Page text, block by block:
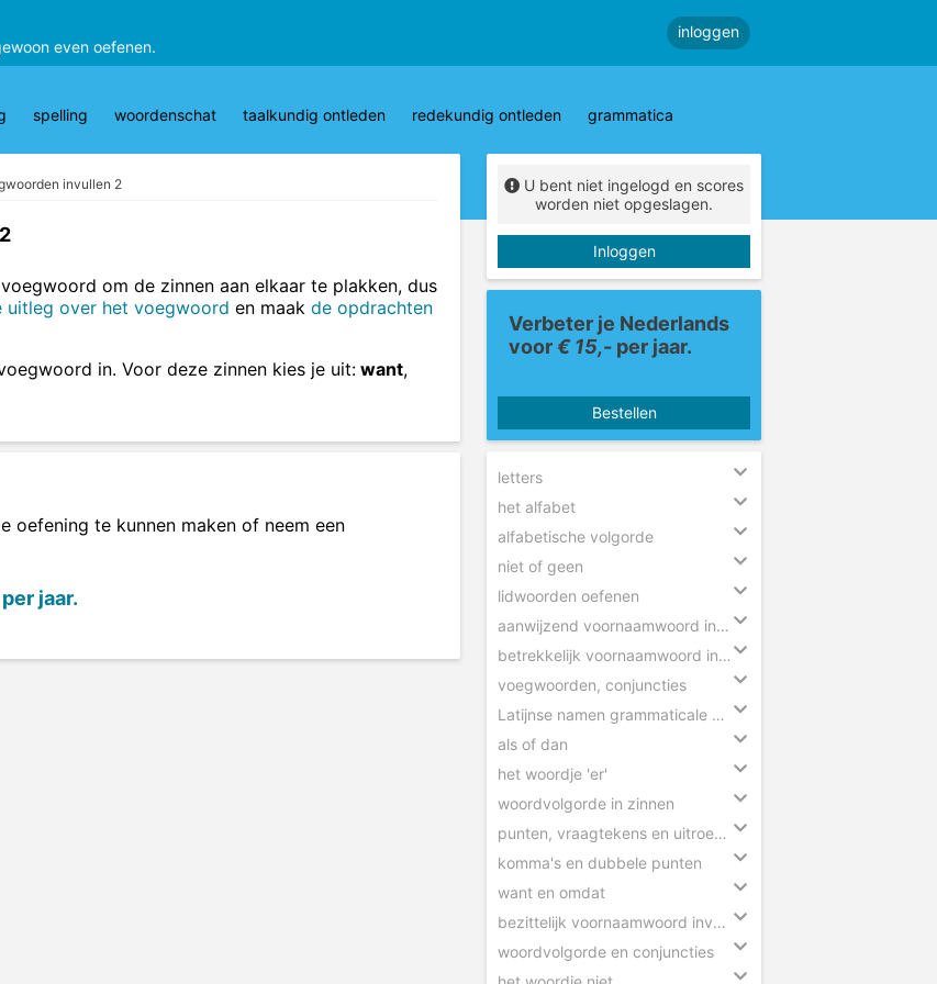
even oefenen.
inloggen
spelling woordenschat taalkundig ontleden redekundig ontleden grammatica
invullen 2
om de zinnen aan elkaar te plakken, dus
uitleg over het voegwoord en maak de opdrachten
in. Voor deze zinnen kies je uit:want,
oefening te kunnen maken of neem een
per jaar.
U bent niet ingelogd en scores
worden niet opgeslagen.
Inloggen
Verbeter je Nederlands
voor€ 15,- per jaar.
Bestellen
letters
het alfabet
alfabetische volgorde
niet of geen
lidwoorden oefenen
aanwijzend voornaamwoord invullen
betrekkelijk voornaamwoord invullen
voegwoorden, conjuncties
Latijnse namen grammaticale begrippen
als of dan
het woordje 'er'
woordvolgorde in zinnen
punten, vraagtekens en uitroeptekens
komma's en dubbele punten
want en omdat
bezittelijk voornaamwoord invullen
woordvolgorde en conjuncties